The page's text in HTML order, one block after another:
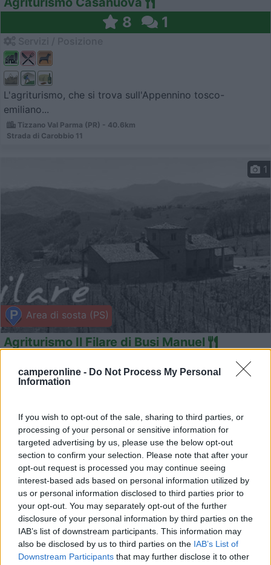
camperonline - Do Not Process My Personal
Information
If you wish to opt-out of the sale, sharing to third parties, or
processing of your personal or sensitive information for
targeted advertising by us, please use the below opt-out
section to confirm your selection. Please note that after your
opt-out request is processed you may continue seeing
interest-based ads based on personal information utilized by
us or personal information disclosed to third parties prior to
your opt-out. You may separately opt-out of the further
disclosure of your personal information by third parties on the
IAB’s list of downstream participants. This information may
also be disclosed by us to third parties on the IAB’s List of
Downstream Participants that may further disclose it to other
8 1
L'agriturismo, che si trova sull'Appennino tosco-
emiliano...
Tizzano Val Parma (PR) - 40.6km
Strada di Carobbio 11
Area di sosta (PS)
1
Agriturismo Il Filare di Busi Manuel
Servizi / Posizione
L'azienda agricola produce ortaggi e cereali, al momento
Bazzano di Neviano degli Arduini (PR) - 43.1km
Via Monterosso, 2